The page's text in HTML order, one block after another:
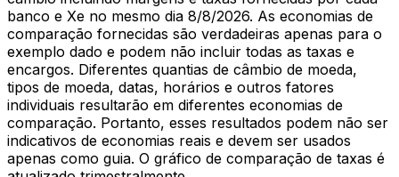
banco e Xe no mesmo dia 8/8/2026. As economias de
comparação fornecidas são verdadeiras apenas para o
exemplo dado e podem não incluir todas as taxas e
encargos. Diferentes quantias de câmbio de moeda,
tipos de moeda, datas, horários e outros fatores
individuais resultarão em diferentes economias de
comparação. Portanto, esses resultados podem não ser
indicativos de economias reais e devem ser usados
apenas como guia. O gráfico de comparação de taxas é